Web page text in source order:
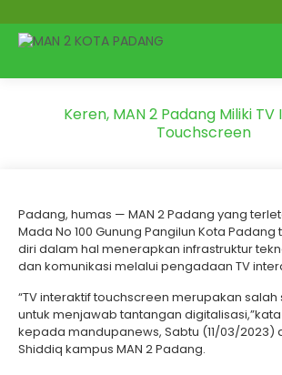
Keren, MAN 2 Padang Miliki
Touchscreen
Padang, humas — MAN 2 Padang yang
Mada No 100 Gunung Pangilun Kota
diri dalam hal menerapkan infrastruktur
dan komunikasi melalui pengadaan TV
“TV interaktif touchscreen merupakan salah
untuk menjawab tantangan
kepada mandupanews, Sabtu (11/03/2023)
Shiddiq kampus MAN 2 Padang.